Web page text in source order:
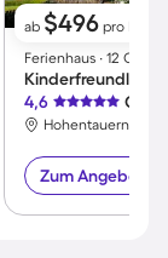
ab $496 pro Nacht
Ferienhaus ∙ 12
4,6
Hohentauern,
Zum Angebot